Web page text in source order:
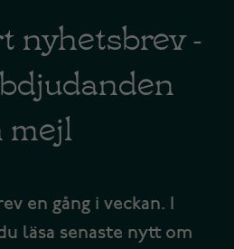
nyhetsbrev -
en gång i veckan. I
läsa senaste nytt om